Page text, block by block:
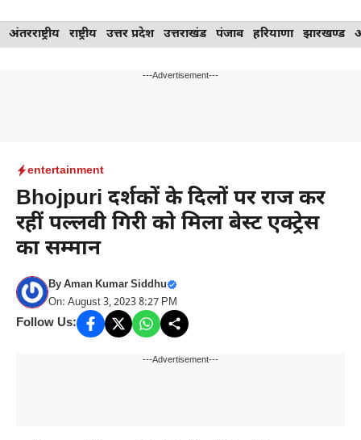
Skip
to
अंतरराष्ट्रीय राष्ट्रीय उत्तर प्रदेश उत्तराखंड पंजाब हरियाणा झारखण्ड
---Advertisement---
entertainment
Bhojpuri दर्शकों के दिलों पर राज कर
रहीं पल्लवी गिरी को मिला बेस्ट एक्ट्रेस
का सम्मान
ByAman Kumar Siddhu
On: August 3, 2023 8:27 PM
Follow Us:
---Advertisement---